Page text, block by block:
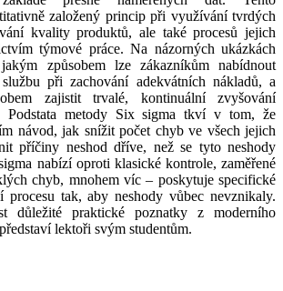
založený princip při využívání tvrdých
kvality produktů, ale také procesů jejich
týmové práce. Na názorných ukázkách
způsobem lze zákazníkům nabídnout
při zachování adekvátních nákladů, a
zajistit trvalé, kontinuální zvyšování
Podstata metody Six sigma tkví v tom, že
návod, jak snížit počet chyb ve všech jejich
příčiny neshod dříve, než se tyto neshody
nabízí oproti klasické kontrole, zaměřené
chyb, mnohem víc – poskytuje specifické
procesu tak, aby neshody vůbec nevznikaly.
důležité praktické poznatky z moderního
lektoři svým studentům.